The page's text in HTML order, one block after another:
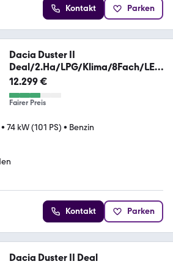
Kontakt Parken
Dacia Duster II
Deal/2.Ha/LPG/Klima/8Fach/LED
/Eu6/ZV/
12.299 €
Fairer Preis
• 74 kW (101 PS) • Benzin
Kontakt Parken
Dacia Duster II Deal